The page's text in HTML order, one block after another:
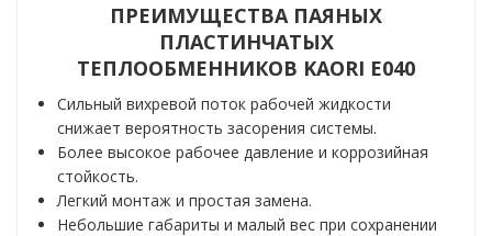
ПРЕИМУЩЕСТВА ПАЯНЫХ
ПЛАСТИНЧАТЫХ
ТЕПЛООБМЕННИКОВ KAORI Е040
Сильный вихревой поток рабочей жидкости
снижает вероятность засорения системы.
Более высокое рабочее давление и коррозийная
стойкость.
Легкий монтаж и простая замена.
Небольшие габариты и малый вес при сохранении